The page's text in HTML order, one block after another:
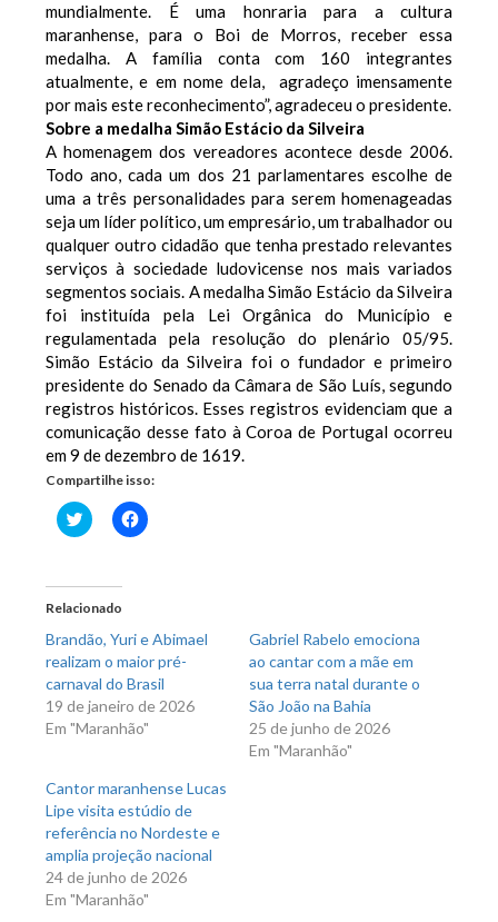
mundialmente. É uma honraria para a cultura
maranhense, para o Boi de Morros, receber essa
medalha. A família conta com 160 integrantes
atualmente, e em nome dela, agradeço imensamente
por mais este reconhecimento”, agradeceu o presidente.
Sobre a medalha Simão Estácio da Silveira
A homenagem dos vereadores acontece desde 2006.
Todo ano, cada um dos 21 parlamentares escolhe de
uma a três personalidades para serem homenageadas
seja um líder político, um empresário, um trabalhador ou
qualquer outro cidadão que tenha prestado relevantes
serviços à sociedade ludovicense nos mais variados
segmentos sociais. A medalha Simão Estácio da Silveira
foi instituída pela Lei Orgânica do Município e
regulamentada pela resolução do plenário 05/95.
Simão Estácio da Silveira foi o fundador e primeiro
presidente do Senado da Câmara de São Luís, segundo
registros históricos. Esses registros evidenciam que a
comunicação desse fato à Coroa de Portugal ocorreu
em 9 de dezembro de 1619.
Compartilhe isso:
Clique
para
em
nova
janela)
Clique
para
Relacionado
Brandão, Yuri e Abimael
realizam o maior pré-
carnaval do Brasil
19 de janeiro de 2026
Em "Maranhão"
Gabriel Rabelo emociona
ao cantar com a mãe em
sua terra natal durante o
São João na Bahia
25 de junho de 2026
Em "Maranhão"
Cantor maranhense Lucas
Lipe visita estúdio de
referência no Nordeste e
amplia projeção nacional
24 de junho de 2026
Em "Maranhão"